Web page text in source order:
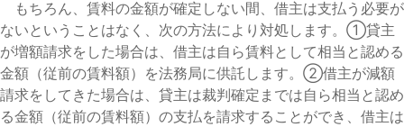
もちろん、賃料の金額が確定しない間、借主は支払う必要が
ないということはなく、次の方法により対処します。①貸主
が増額請求をした場合は、借主は自ら賃料として相当と認める
金額（従前の賃料額）を法務局に供託します。②借主が減額
請求をしてきた場合は、貸主は裁判確定までは自ら相当と認め
る金額（従前の賃料額）の支払を請求することができ、借主は